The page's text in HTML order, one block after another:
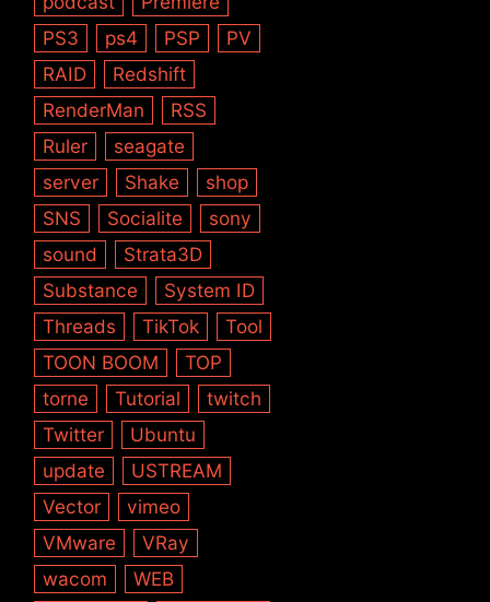
PS3
ps4 PSP
PV
RAID
Redshift
RenderMan
RSS
Ruler
seagate
server
Shake
shop
SNS
Socialite
sony
sound
Strata3D
Substance
System ID
Threads
TikTok
Tool
TOON BOOM
TOP
torne
Tutorial
twitch
Twitter
Ubuntu
update
USTREAM
Vector
vimeo
VMware
VRay
wacom
WEB